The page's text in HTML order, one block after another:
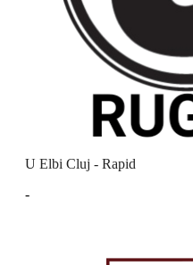
U Elbi Cluj - Rapid
-